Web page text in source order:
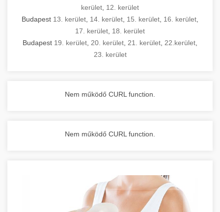
kerület 12. kerület
Budapest 13. kerület 14. kerület 15. kerület 16. kerület
17. kerület 18. kerület
Budapest 19. kerület 20. kerület 21. kerület 22.kerület
23. kerület
Nem működő CURL function.
Nem működő CURL function.